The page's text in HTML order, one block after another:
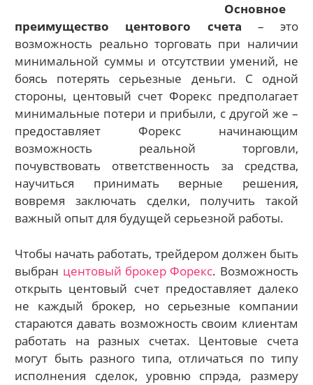
Основное
преимущество центового счета – это
возможность реально торговать при наличии
минимальной суммы и отсутствии умений, не
боясь потерять серьезные деньги. С одной
стороны, центовый счет Форекс предполагает
минимальные потери и прибыли, с другой же –
предоставляет Форекс начинающим
возможность реальной торговли,
почувствовать ответственность за средства,
научиться принимать верные решения,
вовремя заключать сделки, получить такой
важный опыт для будущей серьезной работы.
Чтобы начать работать, трейдером должен быть
выбран центовый брокер Форекс. Возможность
открыть центовый счет предоставляет далеко
не каждый брокер, но серьезные компании
стараются давать возможность своим клиентам
работать на разных счетах. Центовые счета
могут быть разного типа, отличаться по типу
исполнения сделок, уровню спрэда, размеру